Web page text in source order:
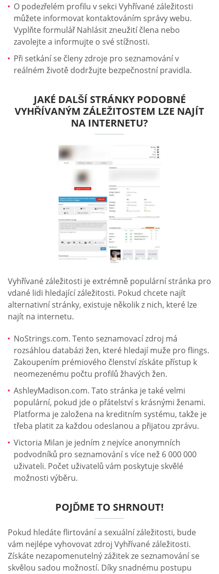
O podezřelém profilu v sekci Vyhřívané záležitosti
můžete informovat kontaktováním správy webu.
Vyplňte formulář Nahlásit zneužití člena nebo
zavolejte a informujte o své stížnosti.
Při setkání se členy zdroje pro seznamování v
reálném životě dodržujte bezpečnostní pravidla.
JAKÉ DALŠÍ STRÁNKY PODOBNÉ
VYHŘÍVANÝM ZÁLEŽITOSTEM LZE NAJÍT
NA INTERNETU?
Vyhřívané záležitosti je extrémně populární stránka pro
vdané lidi hledající záležitosti. Pokud chcete najít
alternativní stránky, existuje několik z nich, které lze
najít na internetu.
NoStrings.com. Tento seznamovací zdroj má
rozsáhlou databázi žen, které hledají muže pro flings.
Zakoupením prémiového členství získáte přístup k
neomezenému počtu profilů žhavých žen.
AshleyMadison.com. Tato stránka je také velmi
populární, pokud jde o přátelství s krásnými ženami.
Platforma je založena na kreditním systému, takže je
třeba platit za každou odeslanou a přijatou zprávu.
Victoria Milan je jedním z nejvíce anonymních
podvodníků pro seznamování s více než 6 000 000
uživateli. Počet uživatelů vám poskytuje skvělé
možnosti výběru.
POJĎME TO SHRNOUT!
Pokud hledáte flirtování a sexuální záležitosti, bude
vám nejlépe vyhovovat zdroj Vyhřívané záležitosti.
Získáte nezapomenutelný zážitek ze seznamování se
skvělou sadou možností. Díky snadnému postupu